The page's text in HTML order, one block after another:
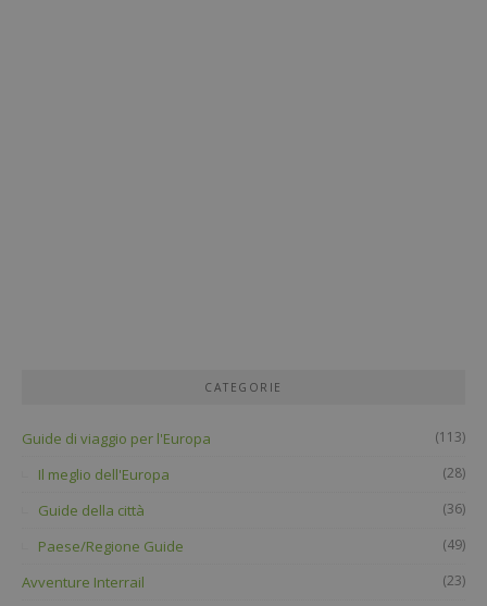
CATEGORIE
Guide di viaggio per l'Europa (113)
Il meglio dell'Europa (28)
Guide della città (36)
Paese/Regione Guide (49)
Avventure Interrail (23)